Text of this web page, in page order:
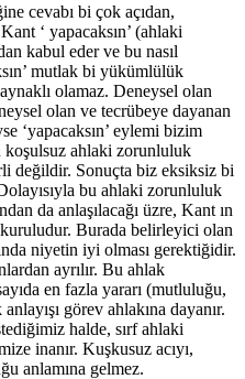
cevabı bi çok açıdan,
‘ yapacaksın’ (ahlaki
kabul eder ve bu nasıl
mutlak bi yükümlülük
olamaz. Deneysel olan
olan ve tecrübeye dayanan
‘yapacaksın’ eylemi bizim
koşulsuz ahlaki zorunluluk
değildir. Sonuçta biz eksiksiz bi
bu ahlaki zorunluluk
da anlaşılacağı üzre, Kant ın
Burada belirleyici olan
niyetin iyi olması gerektiğidir.
ayrılır. Bu ahlak
en fazla yararı (mutluluğu,
görev ahlakına dayanır.
halde, sırf ahlaki
inanır. Kuşkusuz acıyı,
anlamına gelmez.